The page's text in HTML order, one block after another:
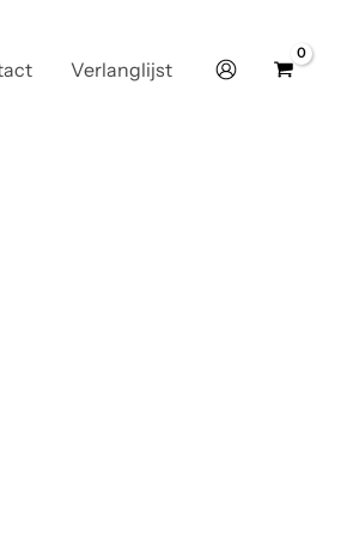
Verlanglijst